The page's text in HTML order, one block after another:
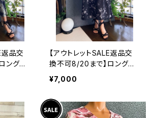
返品交
ングワ
ピー
夏ワン
【アウトレットSALE返品交
換不可8/20まで】ロングワ
ンピース・マキシワンピー
ス・サラッと軽やか春夏ワン
¥7,000